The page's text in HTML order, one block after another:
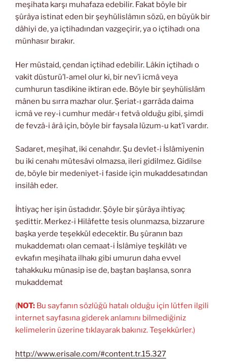
meşihata karşı muhafaza edebilir. Fakat böyle bir
şûrâya istinat eden bir şeyhülislâmın sözü, en büyük bir
dâhiyi de, ya içtihadından vazgeçirir, ya o içtihadı ona
münhasır bırakır.
Her müstaid, çendan içtihad edebilir. Lâkin içtihadı o
vakit düsturü’l-amel olur ki, bir nev’i icmâ veya
cumhurun tasdikine iktiran ede. Böyle bir şeyhülislâm
mânen bu sırra mazhar olur. Şeriat-ı garrâda daima
icmâ ve rey-i cumhur medâr-ı fetvâ olduğu gibi, şimdi
de fevzâ-i ârâ için, böyle bir faysala lüzum-u kat’î vardır.
Sadaret, meşihat, iki cenahdır. Şu devlet-i İslâmiyenin
bu iki cenahı mütesâvi olmazsa, ileri gidilmez. Gidilse
de, böyle bir medeniyet-i faside için mukaddesatından
insilâh eder.
İhtiyaç her işin üstadıdır. Şöyle bir şûrâya ihtiyaç
şedittir. Merkez-i Hilâfette tesis olunmazsa, bizzarure
başka yerde teşekkül edecektir. Bu şûranın bazı
mukaddematı olan cemaat-i İslâmiye teşkilâtı ve
evkafın meşihata ilhakı gibi umurun daha evvel
tahakkuku münasip ise de, baştan başlansa, sonra
mukaddemat
(NOT: Bu sayfanın sözlüğü hatalı olduğu için lütfen ilgili
internet sayfasına giderek anlamını bilmediğiniz
kelimelerin üzerine tıklayarak bakınız. Teşekkürler.)
http://www.erisale.com/#content.tr.15.327